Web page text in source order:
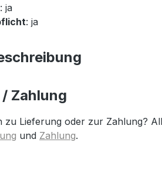
: ja
: ja
Zahlung
zu Lieferung oder zur Zahlung?
und Zahlung.